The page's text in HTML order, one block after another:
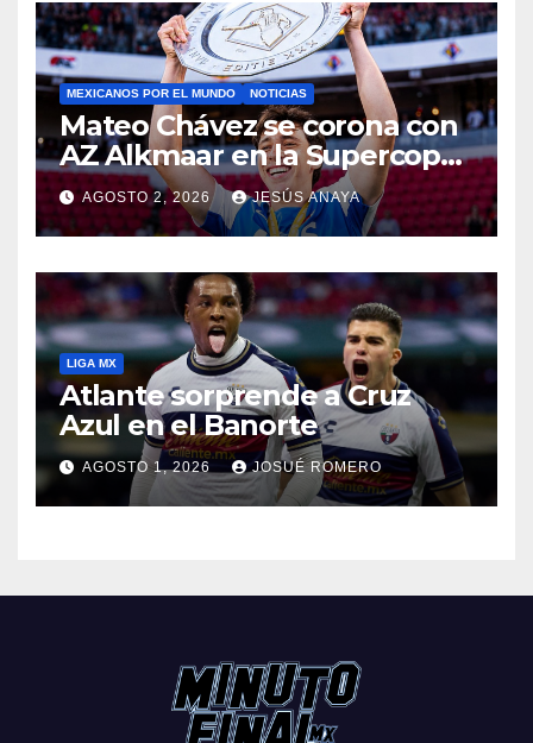
MEXICANOS POR EL MUNDO NOTICIAS
Mateo Chávez se corona con
AZ Alkmaar en la Supercopa
de Países Bajos
AGOSTO 2, 2026 JESÚS ANAYA
LIGA MX
Atlante sorprende a Cruz
Azul en el Banorte
AGOSTO 1, 2026 JOSUÉ ROMERO